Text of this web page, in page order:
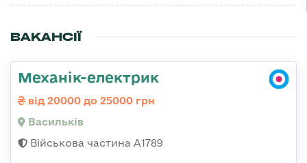
ВАКАНСІЇ
Механік-електрик
від 20000 до 25000 грн
Васильків
Військова частина А1789